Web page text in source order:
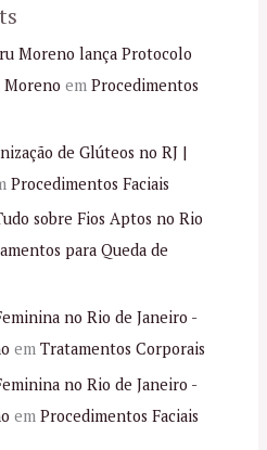
Moreno lança Protocolo
Moreno em Procedimentos
de Glúteos no RJ |
Procedimentos Faciais
sobre Fios Aptos no Rio
para Queda de
no Rio de Janeiro -
em Tratamentos Corporais
no Rio de Janeiro -
em Procedimentos Faciais